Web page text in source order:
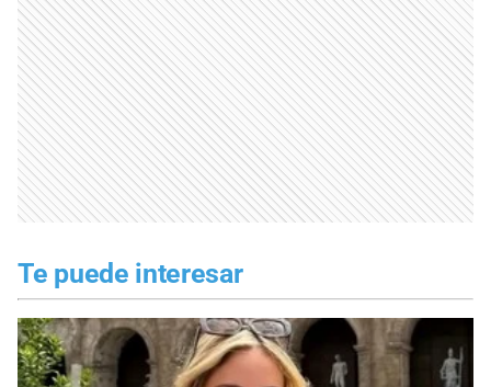
Te puede interesar